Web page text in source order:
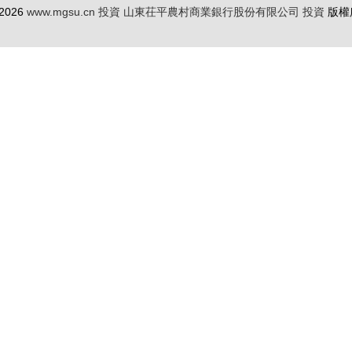
www.mgsu.cn 投資 山東茌平農村商業銀行股份有限公司 投資 版